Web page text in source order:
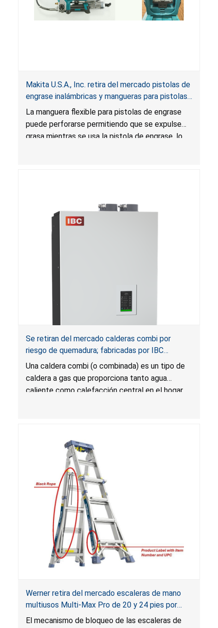
Makita U.S.A., Inc. retira del mercado pistolas de
engrase inalámbricas y mangueras para pistolas
de engrase por riesgo de laceración
La manguera flexible para pistolas de engrase
puede perforarse permitiendo que se expulse
grasa mientras se usa la pistola de engrase, lo
Se retiran del mercado calderas combi por
riesgo de quemadura; fabricadas por IBC
Technologies
Una caldera combi (o combinada) es un tipo de
caldera a gas que proporciona tanto agua
caliente como calefacción central en el hogar.
quemadura para los usuarios.
Werner retira del mercado escaleras de mano
multiusos Multi-Max Pro de 20 y 24 pies por
riesgo de caída
El mecanismo de bloqueo de las escaleras de